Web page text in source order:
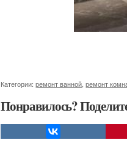
Категории: ремонт ванной ремонт
Понравилось?